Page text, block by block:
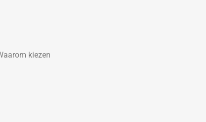
kiezen